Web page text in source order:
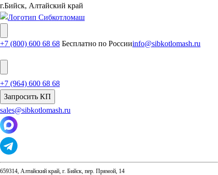
г.Бийск, Алтайский край
+7 (800) 600 68 68 Бесплатно по Россииinfo@sibkotlomash.ru
+7 (964) 600 68 68
Запросить КП
sales@sibkotlomash.ru
659314, Алтайский край, г. Бийск, пер. Прямой, 14